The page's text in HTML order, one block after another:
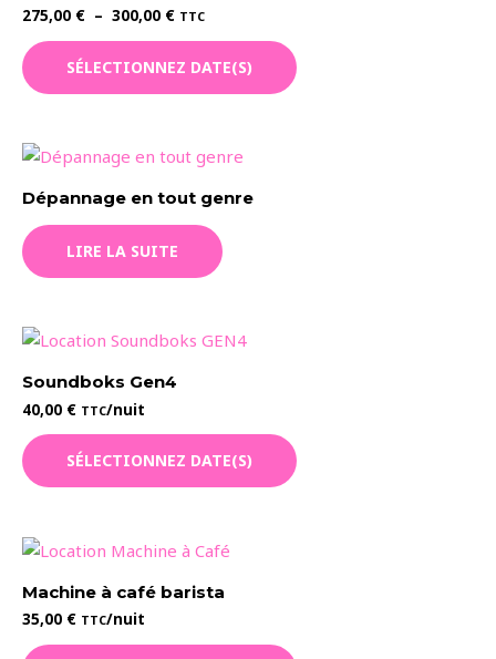
275,00 € – 300,00 €Plage
275,00 €
à
TTC
SÉLECTIONNEZ DATE(S)
produit
Dépannage en tout genre
LIRE LA SUITE
Soundboks Gen4
40,00 € TTC/nuit
SÉLECTIONNEZ DATE(S)
Machine à café barista
35,00 € TTC/nuit